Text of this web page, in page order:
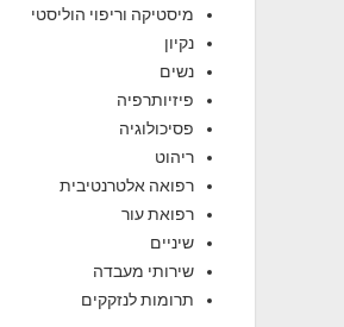
מיסטיקה וריפוי הוליסטי
נקיון
נשים
פיזיותרפיה
פסיכולוגיה
ריהוט
רפואה אלטרנטיבית
רפואת עור
שיניים
שירותי מעבדה
תרומות לנזקקים